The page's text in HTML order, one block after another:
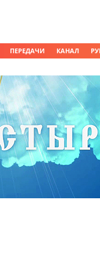
ПЕРЕДАЧИ КАНАЛ